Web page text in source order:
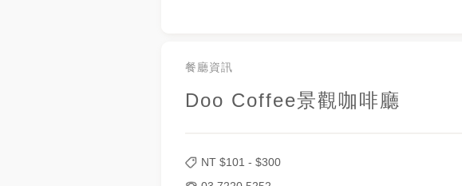
https://www.facebook.com/DooCoffeeViewCafe/
餐廳資訊
Doo Coffee景觀咖啡廳
NT $101 - $300